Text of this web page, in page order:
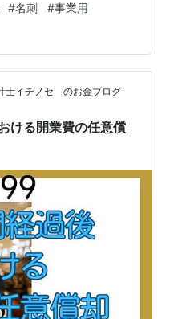
アドレス まわりの話も
開業日前までの準備期
る程度さかのぼれます あ
、開業した前後の出費
ていた まだまだ準備期
#名刺 #事業用
士イチノセ のお金ブログ
ける開業費の任意償